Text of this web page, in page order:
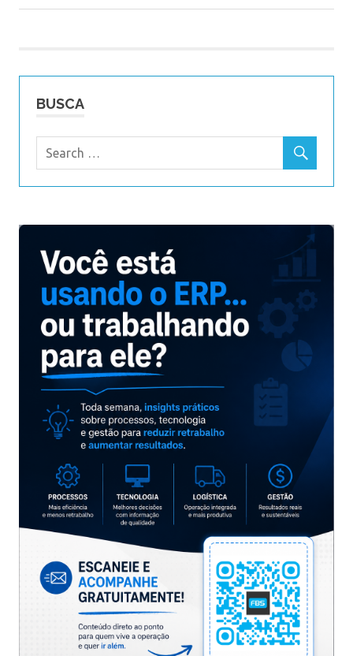
Post
BUSCA